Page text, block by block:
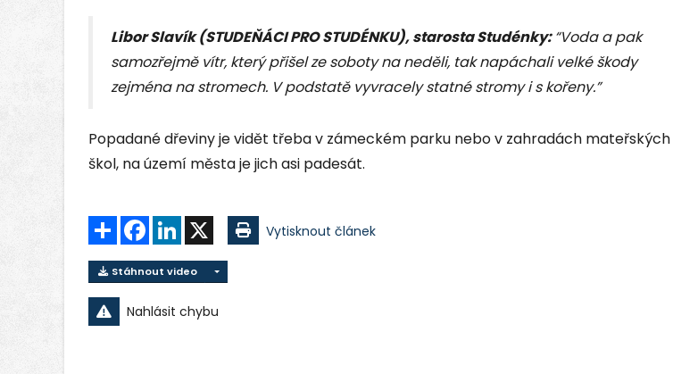
Libor Slavík (STUDEŇÁCI PRO STUDÉNKU), starosta Studénky:“Voda a pak
samozřejmě vítr, který přišel ze soboty na neděli, tak napáchali velké škody
zejména na stromech. V podstatě vyvracely statné stromy i s kořeny.”
Popadané dřeviny je vidět třeba v zámeckém parku nebo v zahradách mateřských
škol, na území města je jich asi padesát.
Sdílet FacebookLinkedIn Vytisknout článek
Stáhnout video
Nahlásit chybu